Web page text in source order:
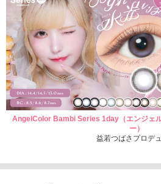
AngelColor Bambi Series 1day（エンジェ
ー）
益若つばさプロデ